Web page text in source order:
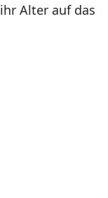
Alter auf das